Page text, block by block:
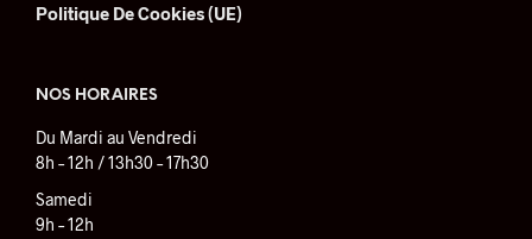
Politique De Cookies (UE)
NOS HORAIRES
Du Mardi au Vendredi
8h – 12h / 13h30 – 17h30
Samedi
9h – 12h